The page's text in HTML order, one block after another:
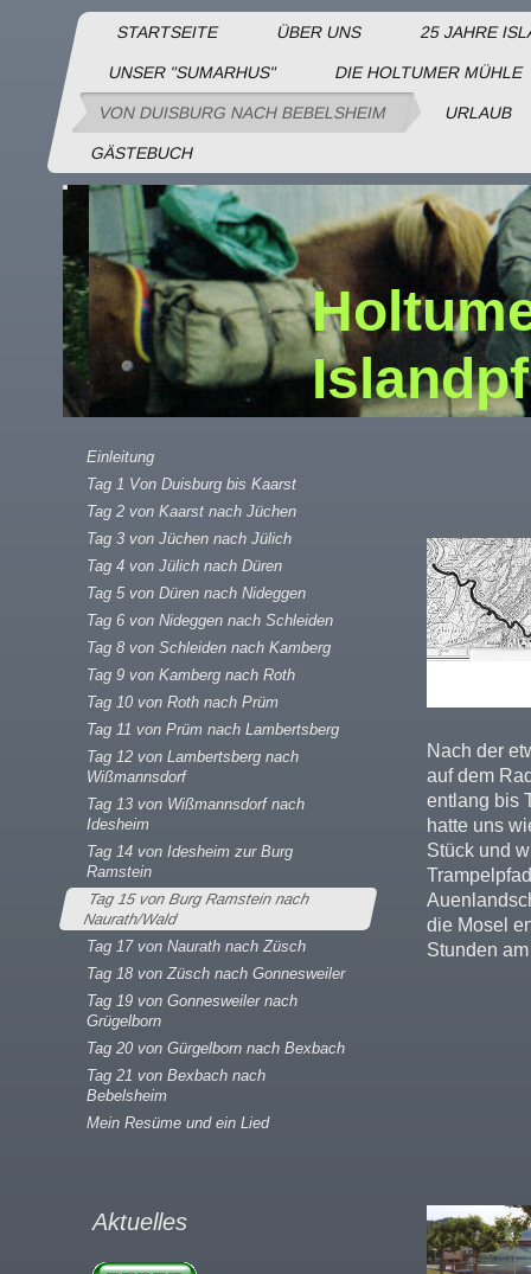
STARTSEITE ÜBER UNS 25 JAHRE
UNSER "SUMARHUS" DIE HOLTUMER MÜHLE
VON DUISBURG NACH BEBELSHEIM URLAUB
GÄSTEBUCH
Nach der
auf dem
entlang bis
hatte uns
Stück und
die Mosel
Stunden
Einleitung
Tag 1 Von Duisburg bis Kaarst
Tag 2 von Kaarst nach Jüchen
Tag 3 von Jüchen nach Jülich
Tag 4 von Jülich nach Düren
Tag 5 von Düren nach Nideggen
Tag 6 von Nideggen nach Schleiden
Tag 8 von Schleiden nach Kamberg
Tag 9 von Kamberg nach Roth
Tag 10 von Roth nach Prüm
Tag 11 von Prüm nach Lambertsberg
Tag 12 von Lambertsberg nach
Wißmannsdorf
Tag 13 von Wißmannsdorf nach
Idesheim
Tag 14 von Idesheim zur Burg
Ramstein
Tag 15 von Burg Ramstein nach
Naurath/Wald
Tag 17 von Naurath nach Züsch
Tag 18 von Züsch nach Gonnesweiler
Tag 19 von Gonnesweiler nach
Grügelborn
Tag 20 von Gürgelborn nach Bexbach
Tag 21 von Bexbach nach
Bebelsheim
Mein Resüme und ein Lied
Aktuelles